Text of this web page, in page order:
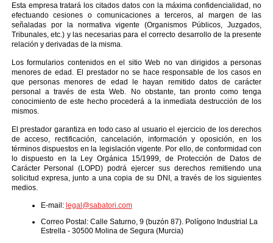
Esta empresa tratará los citados datos con la máxima confidencialidad, no
efectuando cesiones o comunicaciones a terceros, al margen de las
señaladas por la normativa vigente (Organismos Públicos, Juzgados,
Tribunales, etc.) y las necesarias para el correcto desarrollo de la presente
relación y derivadas de la misma.
Los formularios contenidos en el sitio Web no van dirigidos a personas
menores de edad. El prestador no se hace responsable de los casos en
que personas menores de edad le hayan remitido datos de carácter
personal a través de esta Web. No obstante, tan pronto como tenga
conocimiento de este hecho procederá a la inmediata destrucción de los
mismos.
El prestador garantiza en todo caso al usuario el ejercicio de los derechos
de acceso, rectificación, cancelación, información y oposición, en los
términos dispuestos en la legislación vigente. Por ello, de conformidad con
lo dispuesto en la Ley Orgánica 15/1999, de Protección de Datos de
Carácter Personal (LOPD) podrá ejercer sus derechos remitiendo una
solicitud expresa, junto a una copia de su DNI, a través de los siguientes
medios.
E-mail: legal@sabatori.com
Correo Postal: Calle Saturno, 9 (buzón 87). Polígono Industrial La
Estrella - 30500 Molina de Segura (Murcia)